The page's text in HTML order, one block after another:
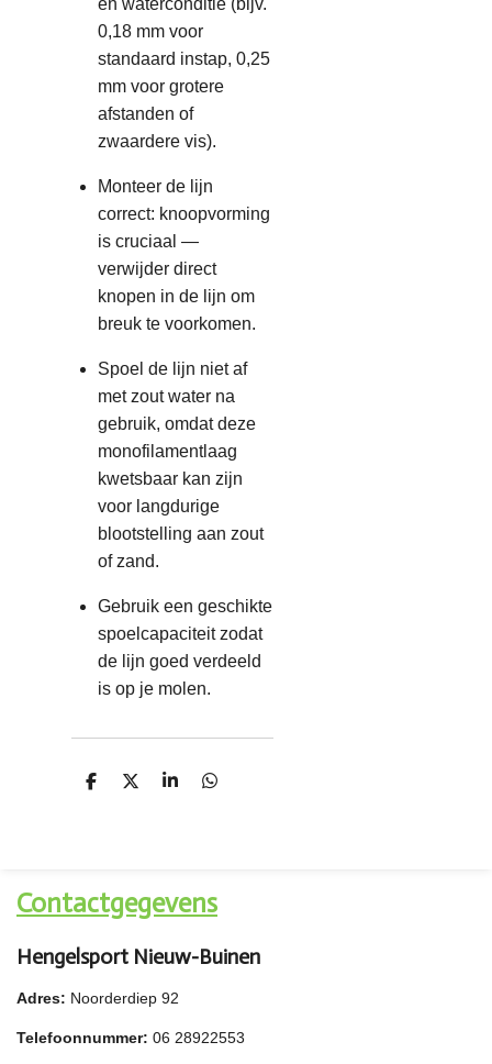
en waterconditie (bijv.
0,18 mm voor
standaard instap, 0,25
mm voor grotere
afstanden of
zwaardere vis).
Monteer de lijn
correct: knoopvorming
is cruciaal —
verwijder direct
knopen in de lijn om
breuk te voorkomen.
Spoel de lijn niet af
met zout water na
gebruik, omdat deze
monofilamentlaag
kwetsbaar kan zijn
voor langdurige
blootstelling aan zout
of zand.
Gebruik een geschikte
spoelcapaciteit zodat
de lijn goed verdeeld
is op je molen.
D
D
S
D
Contactgegevens
Hengelsport Nieuw-Buinen
Adres: Noorderdiep 92
Telefoonnummer: 06 28922553